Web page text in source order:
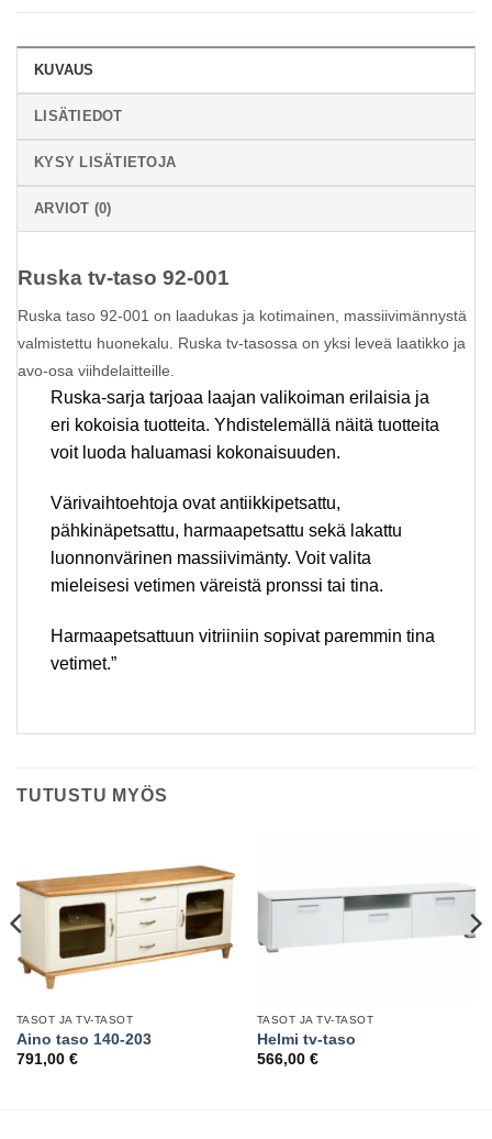
KUVAUS
LISÄTIEDOT
KYSY LISÄTIETOJA
ARVIOT (0)
Ruska tv-taso 92-001
Ruska taso 92-001 on laadukas ja kotimainen, massiivimännystä
valmistettu huonekalu.
Ruska tv-tasossa on yksi leveä laatikko ja
avo-osa viihdelaitteille.
Ruska-sarja tarjoaa laajan valikoiman erilaisia ja
eri kokoisia tuotteita. Yhdistelemällä näitä tuotteita
voit luoda haluamasi kokonaisuuden.
Värivaihtoehtoja ovat antiikkipetsattu,
pähkinäpetsattu, harmaapetsattu sekä lakattu
luonnonvärinen massiivimänty. Voit valita
mieleisesi vetimen väreistä pronssi tai tina.
Harmaapetsattuun vitriiniin sopivat paremmin tina
vetimet.”
TUTUSTU MYÖS
TASOT JA TV-TASOT
Aino taso 140-203
791,00 €
TASOT JA TV-TASOT
Helmi tv-taso
566,00 €